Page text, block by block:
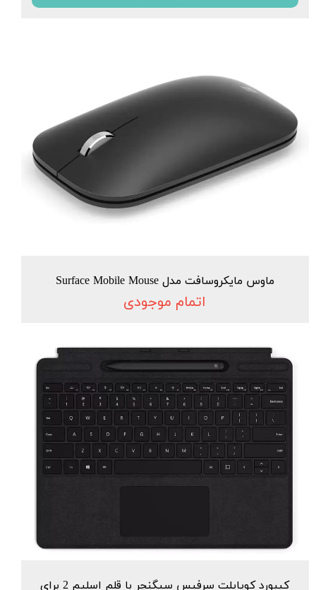
ماوس مایکروسافت مدل Surface Mobile Mouse
اتمام موجودی
کیبورد کوپایلت سرفیس سیگنچر با قلم اسلیم 2 برای